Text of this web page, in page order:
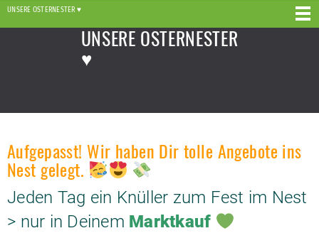
UNSERE OSTERNESTER ♥
UNSERE OSTERNESTER
♥
Aufgepasst! Wir haben Dir tolle Angebote ins
Nest gelegt.
Jeden Tag ein Knüller zum Fest im Nest
> nur in Deinem Marktkauf